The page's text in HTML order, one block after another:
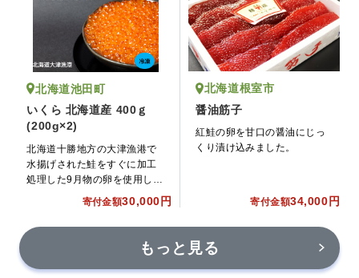
て引けを取らない美味しさで
す。あたたかいご飯にたっぷ
り乗せて、お召し上がりくだ
北海道池田町
いくら 北海道産 400ｇ
(200g×2)
北海道十勝地方の大津漁港で
水揚げされた鮭をすぐに加工
処理した9月物の卵を使用しま
す。創業30年以上の料理人が
特製の醤油で味付けし冷凍し
たものを、たっぷり400gお送
寄付金額30,000円
北海道根室市
醤油筋子
紅鮭の卵を甘口の醤油にじっ
くり漬け込みました。
寄付金額34,000円
もっと見る